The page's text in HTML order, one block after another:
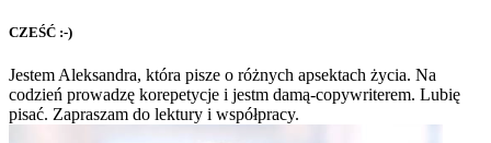
CZEŚĆ :-)
Jestem Aleksandra, która pisze o różnych apsektach życia. Na
codzień prowadzę korepetycje i jestm damą-copywriterem. Lubię
pisać. Zapraszam do lektury i współpracy.